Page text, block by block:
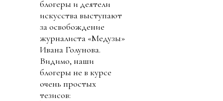
блогеры и деятели
искусства выступают
за освобождение
журналиста «Медузы»
Ивана Голунова.
Видимо, наши
блогеры не в курсе
очень простых
тезисов: